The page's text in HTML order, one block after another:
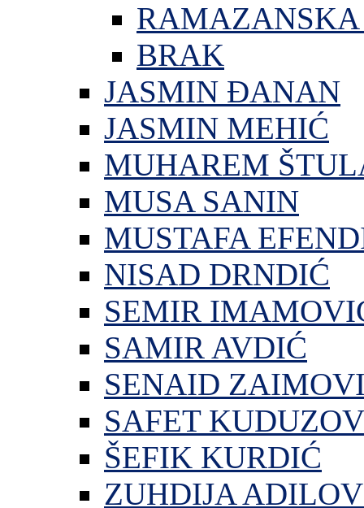
RAMAZANSKA
BRAK
JASMIN ĐANAN
JASMIN MEHIĆ
MUHAREM
MUSA SANIN
MUSTAFA
NISAD DRNDIĆ
SEMIR
SAMIR AVDIĆ
SENAID
SAFET
ŠEFIK KURDIĆ
ZUHDIJA